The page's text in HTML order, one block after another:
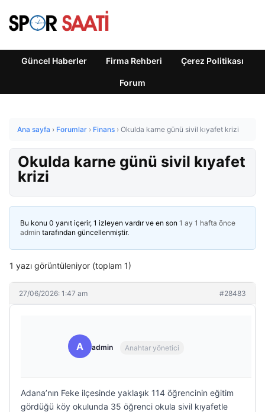
Güncel Haberler Firma Rehberi Çerez Politikası
Forum
Ana sayfa › Forumlar › Finans › Okulda karne günü sivil kıyafet krizi
Okulda karne günü sivil kıyafet
krizi
Bu konu 0 yanıt içerir, 1 izleyen vardır ve en son 1 ay 1 hafta önce
admin tarafından güncellenmiştir.
1 yazı görüntüleniyor (toplam 1)
27/06/2026: 1:47 am #28483
A admin Anahtar yönetici
Adana’nın Feke ilçesinde yaklaşık 114 öğrencinin eğitim
gördüğü köy okulunda 35 öğrenci okula sivil kıyafetle